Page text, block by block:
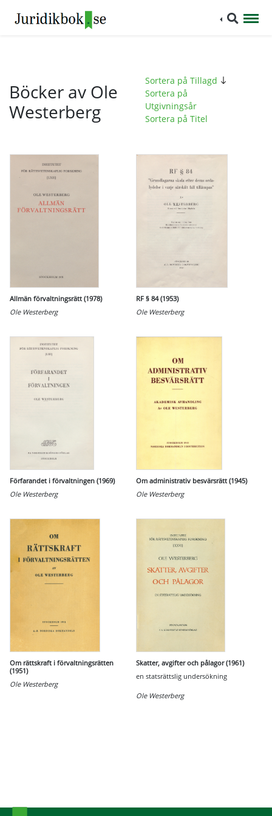
Böcker av Ole
Westerberg
Sortera på Tillagd
Sortera på
Utgivningsår
Sortera på Titel
Allmän förvaltningsrätt (1978)
Ole Westerberg
RF § 84 (1953)
Ole Westerberg
Förfarandet i förvaltningen (1969)
Ole Westerberg
Om administrativ besvärsrätt (1945)
Ole Westerberg
Om rättskraft i förvaltningsrätten
(1951)
Ole Westerberg
Skatter, avgifter och pålagor (1961)
en statsrättslig undersökning
Ole Westerberg